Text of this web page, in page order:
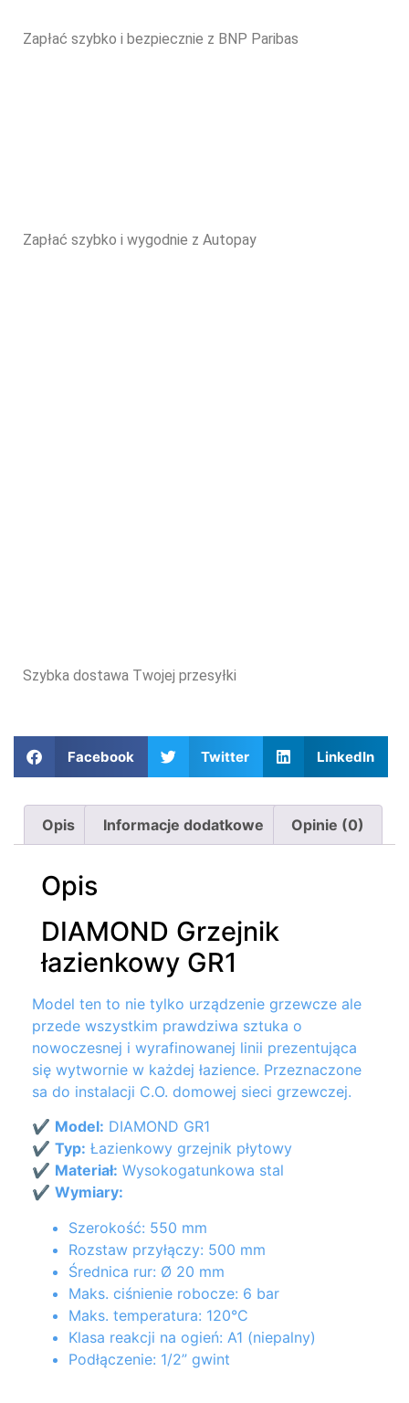
Facebook Twitter LinkedIn
Zapłać szybko i bezpiecznie z BNP Paribas
Zapłać szybko i wygodnie z Autopay
Szybka dostawa Twojej przesyłki
Opis Informacje dodatkowe Opinie (0)
Opis
DIAMOND Grzejnik
łazienkowy GR1
Model ten to nie tylko urządzenie grzewcze ale
przede wszystkim prawdziwa sztuka o
nowoczesnej i wyrafinowanej linii prezentująca
się wytwornie w każdej łazience. Przeznaczone
sa do instalacji C.O. domowej sieci grzewczej.
✔ Model: DIAMOND GR1
✔ Typ: Łazienkowy grzejnik płytowy
✔ Materiał: Wysokogatunkowa stal
✔ Wymiary:
Szerokość: 550 mm
Rozstaw przyłączy: 500 mm
Średnica rur: Ø 20 mm
Maks. ciśnienie robocze: 6 bar
Maks. temperatura: 120°C
Klasa reakcji na ogień: A1 (niepalny)
Podłączenie: 1/2” gwint